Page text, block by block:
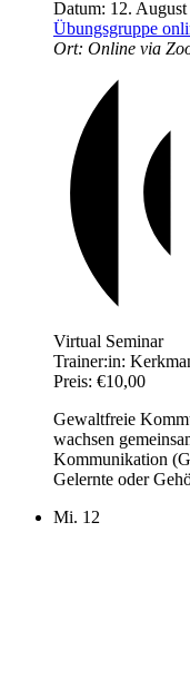
Datum: 12.
Übungsgruppe
Ort: Online via
Virtual Seminar
Trainer:in:
Preis: €10,00
Gewaltfreie
wachsen
Kommunikation
Gelernte oder
Mi. 12